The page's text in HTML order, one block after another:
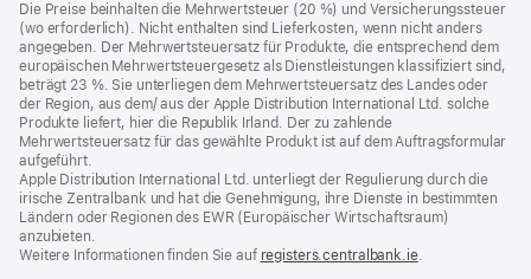
Die Preise beinhalten die Mehrwertsteuer (20 %) und Versicherungssteuer
(wo erforderlich). Nicht enthalten sind Lieferkosten, wenn nicht anders
angegeben. Der Mehrwertsteuersatz für Produkte, die entsprechend dem
europäischen Mehrwertsteuergesetz als Dienstleistungen klassifiziert sind,
beträgt 23 %. Sie unterliegen dem Mehrwertsteuersatz des Landes oder
der Region, aus dem/ aus der Apple Distribution International Ltd. solche
Produkte liefert, hier die Republik Irland. Der zu zahlende
Mehrwertsteuersatz für das gewählte Produkt ist auf dem Auftragsformular
aufgeführt.
Apple Distribution International Ltd. unterliegt der Regulierung durch die
irische Zentralbank und hat die Genehmigung, ihre Dienste in bestimmten
Ländern oder Regionen des EWR (Europäischer Wirtschaftsraum)
anzubieten.
Weitere Informationen finden Sie auf registers.centralbank.ie(Öffnet
.